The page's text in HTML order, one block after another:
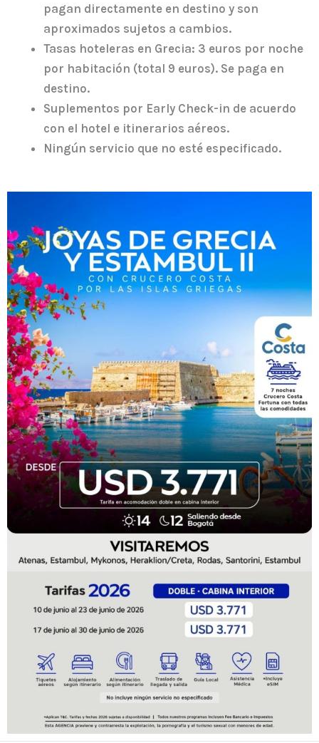
pagan directamente en destino y son
aproximados sujetos a cambios.
Tasas hoteleras en Grecia: 3 euros por noche
por habitación (total 9 euros). Se paga en
destino.
Suplementos por Early Check-in de acuerdo
con el hotel e itinerarios aéreos.
Ningún servicio que no esté especificado.